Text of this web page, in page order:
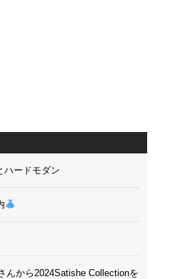
ハードモダン
んから2024Satishe Collectionを